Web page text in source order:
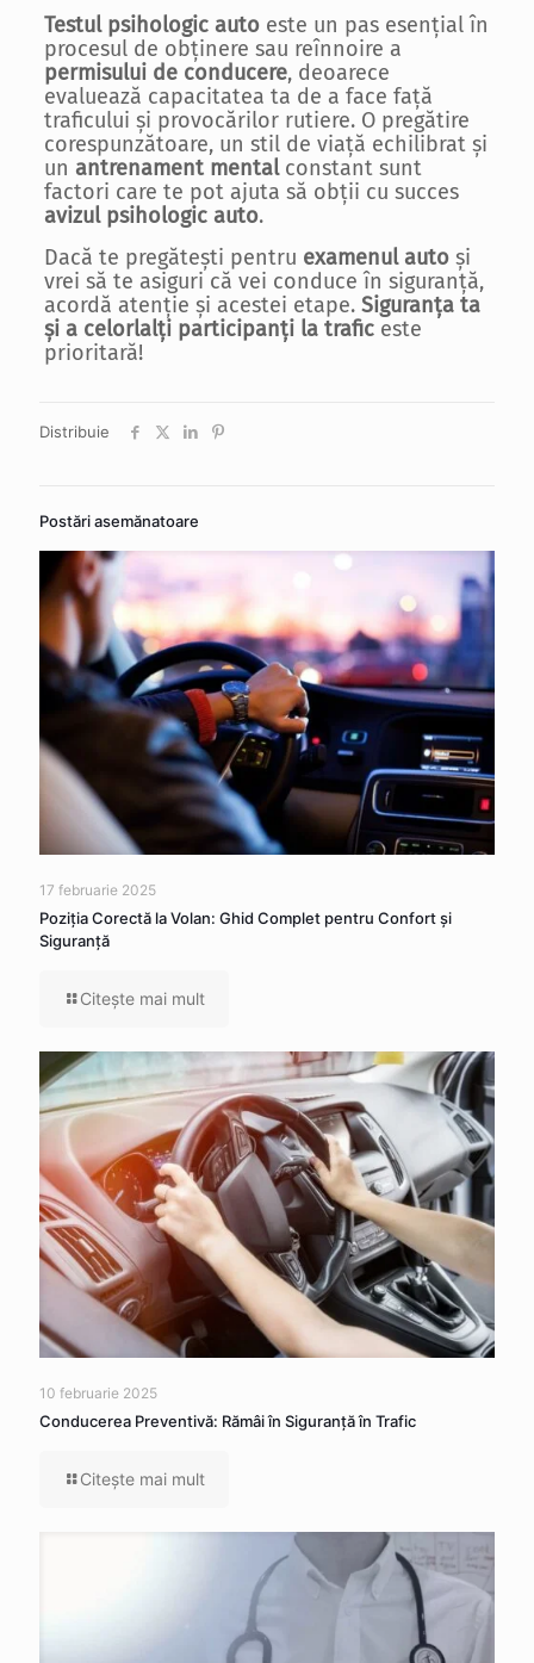
Testul psihologic autoeste un pas esențial în
procesul de obținere sau reînnoire a
permisului de conducere, deoarece
evaluează capacitatea ta de a face față
traficului și provocărilor rutiere. O pregătire
corespunzătoare, un stil de viață echilibrat și
un antrenament mentalconstant sunt
factori care te pot ajuta să obții cu succes
avizul psihologic auto.
Dacă te pregătești pentru examenul autoși
vrei să te asiguri că vei conduce în siguranță,
acordă atenție și acestei etape. Siguranța ta
și a celorlalți participanți la traficeste
prioritară!
Distribuie
Postări asemănatoare
17 februarie 2025
Poziția Corectă la Volan: Ghid Complet pentru Confort și
Siguranță
Citeşte mai mult
10 februarie 2025
Conducerea Preventivă: Rămâi în Siguranță în Trafic
Citeşte mai mult